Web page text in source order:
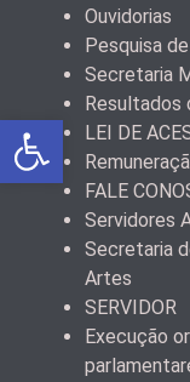
Ouvidorias
Pesquisa
Secretaria
Resultados
LEI DE
FALE
Servidores
Secretaria
Artes
SERVIDOR
Execução
Abrir a